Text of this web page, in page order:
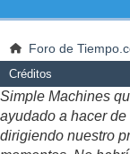
Foro de
Créditos
Simple Machines
ayudado a hacer
dirigiendo nuestro